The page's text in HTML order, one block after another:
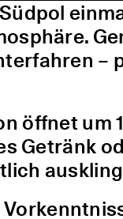
–
öffnet um
Getränk